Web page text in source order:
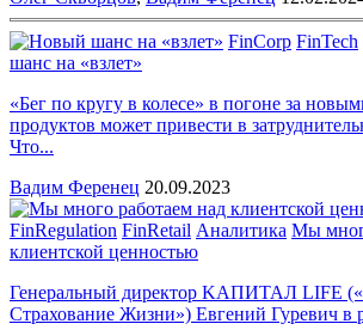
FinCorp FinTech
шанс на «взлет»
«Бег по кругу в колесе» в погоне за
продуктов может привести в
Что...
Вадим Ференец 20.09.2023
FinRegulation FinRetail Аналитика Мы
клиентской ценностью
Генеральный директор KAПИТАЛ LIFE
Страхование Жизни») Евгений Гуревич в